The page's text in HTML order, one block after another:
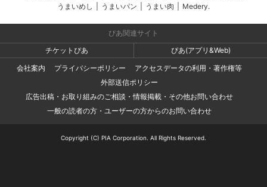
うまいめし
うまいパン うまい肉 Medery.
ぴあ関連サイト
チケットぴあ
ぴあ(アプリ&Web)
会社案内
プライバシーポリシー
アクセスデータの利用・著作権等
外部送信ポリシー
広告出稿・お取り組みのご相談・情報掲載・その他お問い合わせ
一般の読者の方・ユーザーの方からのお問い合わせ
Copyright (C) PIA Corporation. All Rights Reserved.